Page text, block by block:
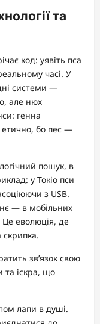
та
код: уявіть пса
часі. У
системи —
але нюх
генна
етично, бо пес —
пошук, в
у Токіо пси
з USB.
— в мобільних
Це еволюція, де
зв’язок свою
та іскра, що
лапи в душі.